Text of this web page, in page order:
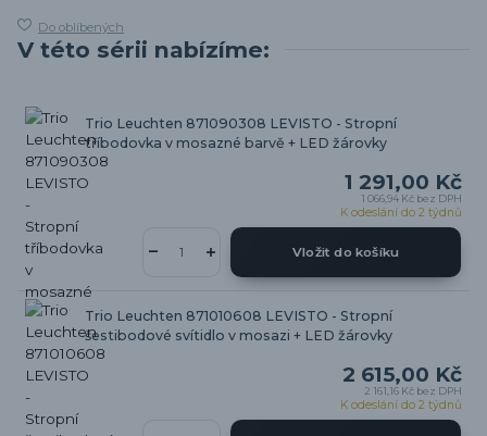
Do oblíbených
V této sérii nabízíme:
Trio Leuchten 871090308 LEVISTO - Stropní
tříbodovka v mosazné barvě + LED žárovky
1 291,00 Kč
1 066,94 Kč bez DPH
K odeslání do 2 týdnů
Vložit do košíku
Trio Leuchten 871010608 LEVISTO - Stropní
šestibodové svítidlo v mosazi + LED žárovky
2 615,00 Kč
2 161,16 Kč bez DPH
K odeslání do 2 týdnů